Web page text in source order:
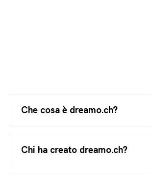
Che cosa è dreamo.ch?
Chi ha creato dreamo.ch?